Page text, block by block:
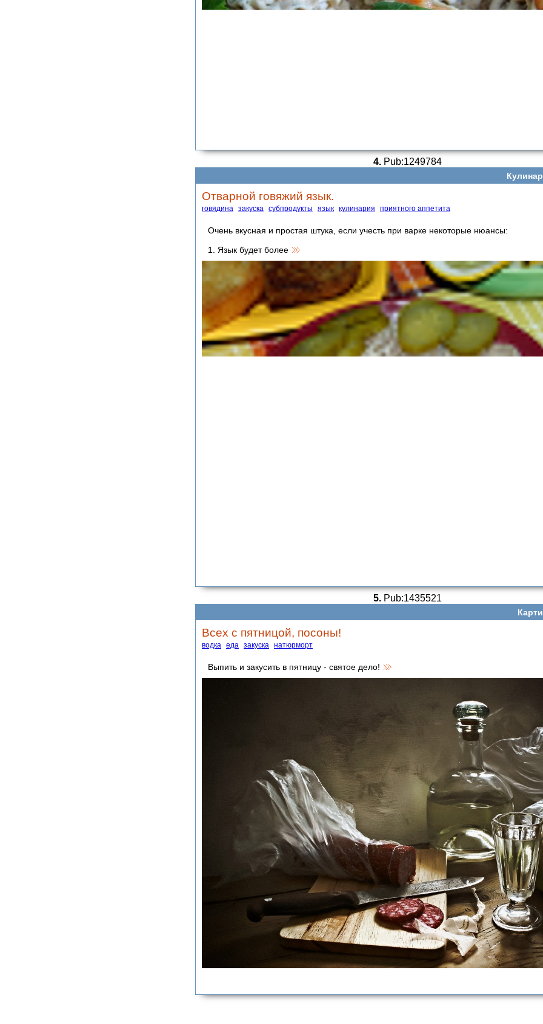
4.Pub:1249784
Отварной говяжий язык.
говядина закуска субпродукты язык кулинария приятного аппетита
Очень вкусная и простая штука, если учесть при варке некоторые нюансы:
1. Язык будет более
5.Pub:1435521
Всех с пятницой, посоны!
водка еда закуска натюрморт
Выпить и закусить в пятницу - святое дело!